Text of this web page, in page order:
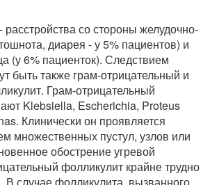
- расстройства со стороны желудочно-
диарея - у 5% пациентов) и
(у 6% пациенток). Следствием
быть также грам-отрицательный и
Грам-отрицательный
Klebsiella, Escherichia, Proteus
Клинически он проявляется
множественных пустул, узлов или
обострение угревой
фолликулит крайне трудно